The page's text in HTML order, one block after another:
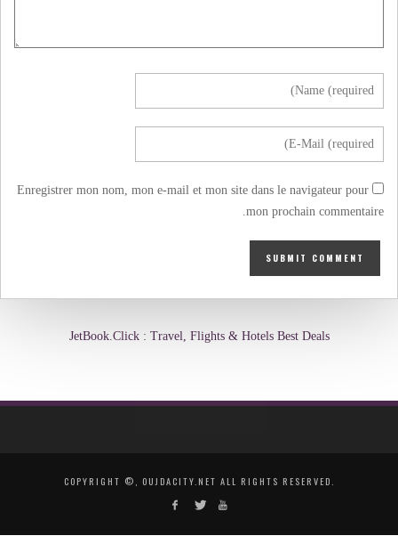
Enregistrer mon nom, mon e-mail et mon site dans le navigateur pour
mon prochain commentaire.
JetBook.Click : Travel, Flights & Hotels Best Deals
COPYRIGHT ©, OUJDACITY.NET ALL RIGHTS RESERVED.